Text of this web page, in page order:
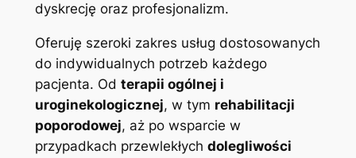
dyskrecję oraz profesjonalizm.
Oferuję szeroki zakres usług dostosowanych
do indywidualnych potrzeb każdego
pacjenta. Od terapii ogólnej i
uroginekologicznej, w tym rehabilitacji
poporodowej, aż po wsparcie w
przypadkach przewlekłych dolegliwości